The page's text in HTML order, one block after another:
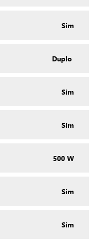
Sim
Duplo
Sim
Sim
500 W
Sim
Sim